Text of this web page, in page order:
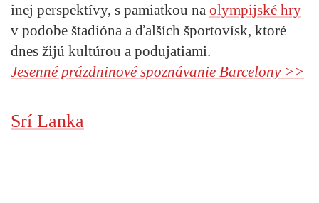
inej perspektívy, s pamiatkou na olympijské hry
v podobe štadióna a ďalších športovísk, ktoré
dnes žijú kultúrou a podujatiami.
Jesenné prázdninové spoznávanie Barcelony >>
Srí Lanka